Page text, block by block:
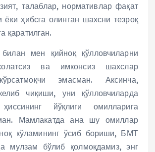
талаблар, нормативлар фақат
ёки ҳибсга олинган шахсни тезроқ
қаратилган.
мен қийноқ қўлловчиларни
ва имконсиз шахслар
эмасман. Аксинча,
чиқиши, уни қўлловчиларда
йўқлиги омилларига
Мамлакатда ана шу омиллар
кўламининг ўсиб бориши, БМТ
мулзам бўлиб қолмоқдамиз, энг